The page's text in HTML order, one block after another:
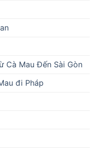
Cà Mau Đến Sài Gòn
đi Pháp